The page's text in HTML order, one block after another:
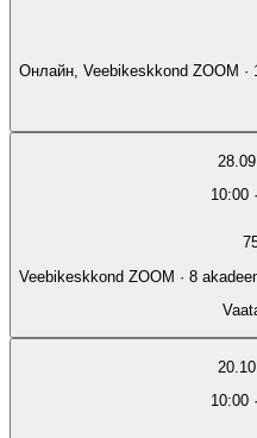
10:00
Veebikeskkond ZOOM · 8
10:00